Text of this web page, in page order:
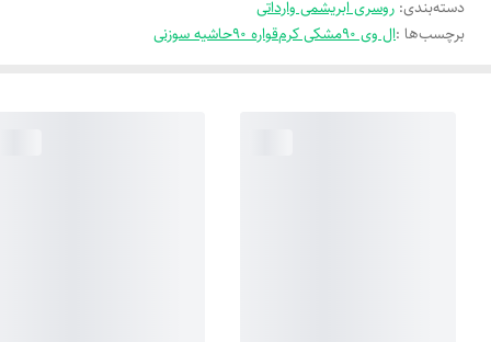
دسته‌بندی: روسری ابریشمی وارداتی
برچسب‌ها :ال وی 90 مشکی کرمقواره 90 حاشیه سوزنی